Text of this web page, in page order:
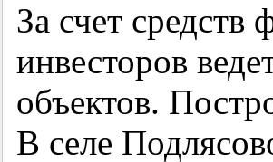
За счет средств
инвесторов
объектов.
В селе